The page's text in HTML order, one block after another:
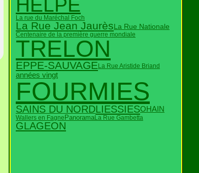
HELPE
La rue du Maréchal Foch
La Rue Jean JaurèsLa Rue Nationale
Centenaire de la première guerre mondiale
TRELON
EPPE-SAUVAGELa Rue Aristide Briand
années vingt
FOURMIES
SAINS DU NORDLIESSIESOHAIN
Wallers en Fagne PanoramaLa Rue Gambetta
GLAGEON